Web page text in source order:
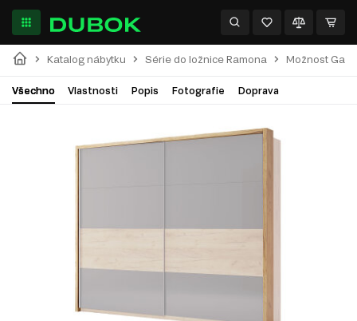
Katalog nábytku Série do ložnice Ramona Možnost
Všechno Vlastnosti Popis Fotografie Doprava